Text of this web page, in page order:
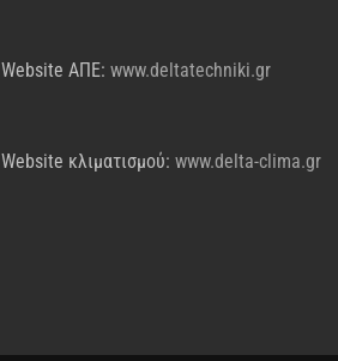
Website AΠΕ: www.deltatechniki.gr
Website κλιματισμού: www.delta-clima.gr